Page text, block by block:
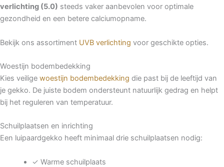
verlichting (5.0) steeds vaker aanbevolen voor optimale
gezondheid en een betere calciumopname.
Bekijk ons assortiment UVB verlichting voor geschikte opties.
Woestijn bodembedekking
Kies veilige woestijn bodembedekking die past bij de leeftijd van
je gekko. De juiste bodem ondersteunt natuurlijk gedrag en helpt
bij het reguleren van temperatuur.
Schuilplaatsen en inrichting
Een luipaardgekko heeft minimaal drie schuilplaatsen nodig:
✓ Warme schuilplaats